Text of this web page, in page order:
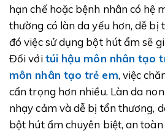
hạn chế hoặc bệnh nhân có hệ
thường có làn da yếu hơn, dễ bị
đó việc sử dụng bột hút ẩm sẽ
Đối vớitúi hậu môn nhân tạo
môn nhân tạo trẻ em, việc
cẩn trọng hơn nhiều. Làn da
nhạy cảm và dễ bị tổn thương,
bột hút ẩm chuyên biệt, an